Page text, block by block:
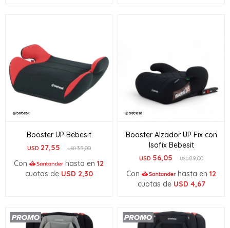
Booster UP Bebesit
USD 27,55 USD35,00
Con hasta en 12
cuotas de USD 2,30
Booster Alzador UP Fix con
Isofix Bebesit
USD 56,05 USD89,00
Con hasta en 12
cuotas de USD 4,67